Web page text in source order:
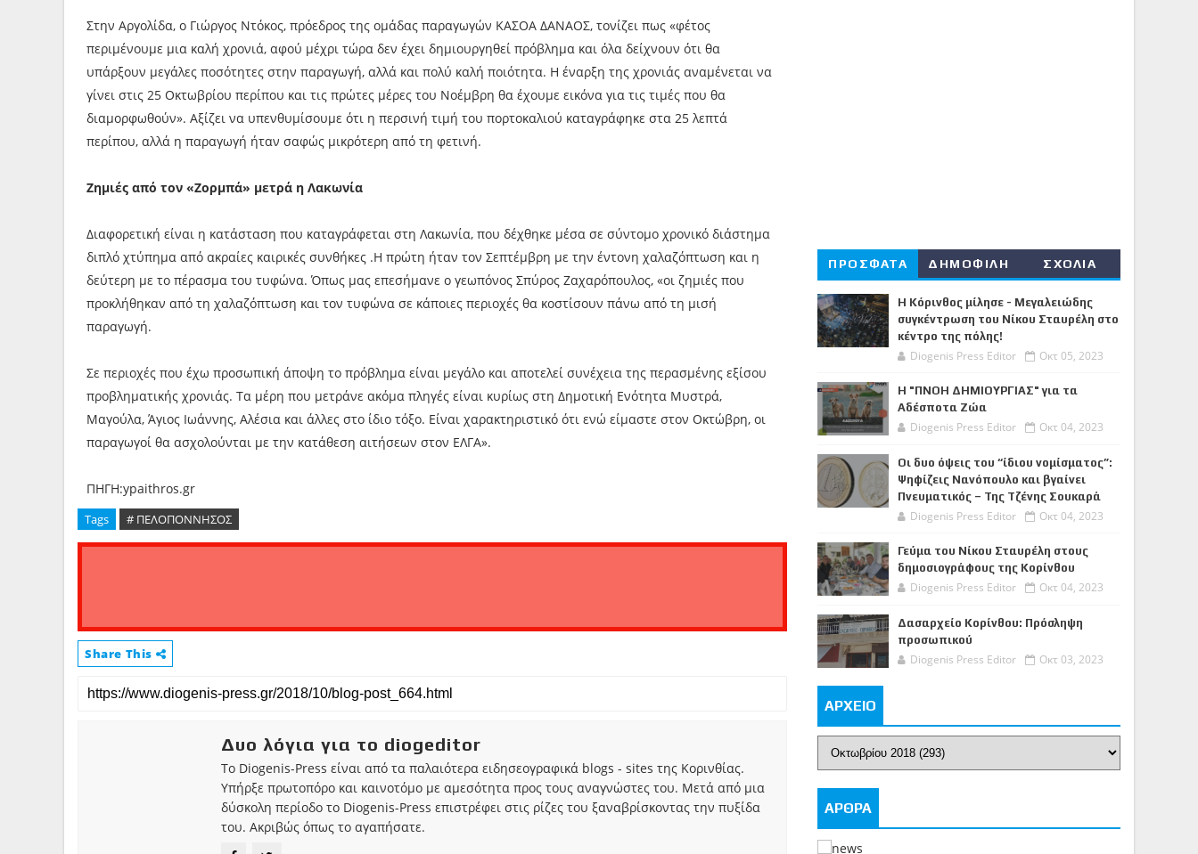
Στην Αργολίδα, ο Γιώργος Ντόκος, πρόεδρος της ομάδας παραγωγών ΚΑΣΟΑ ΔΑΝΑΟΣ, τονίζει πως «φέτος
περιμένουμε μια καλή χρονιά, αφού μέχρι τώρα δεν έχει δημιουργηθεί πρόβλημα και όλα δείχνουν ότι θα
υπάρξουν μεγάλες ποσότητες στην παραγωγή, αλλά και πολύ καλή ποιότητα. Η έναρξη της χρονιάς αναμένεται να
γίνει στις 25 Οκτωβρίου περίπου και τις πρώτες μέρες του Νοέμβρη θα έχουμε εικόνα για τις τιμές που θα
διαμορφωθούν». Αξίζει να υπενθυμίσουμε ότι η περσινή τιμή του πορτοκαλιού καταγράφηκε στα 25 λεπτά
περίπου, αλλά η παραγωγή ήταν σαφώς μικρότερη από τη φετινή.
Ζημιές από τον «Ζορμπά» μετρά η Λακωνία
Διαφορετική είναι η κατάσταση που καταγράφεται στη Λακωνία, που δέχθηκε μέσα σε σύντομο χρονικό διάστημα
διπλό χτύπημα από ακραίες καιρικές συνθήκες .Η πρώτη ήταν τον Σεπτέμβρη με την έντονη χαλαζόπτωση και η
δεύτερη με το πέρασμα του τυφώνα. Όπως μας επεσήμανε ο γεωπόνος Σπύρος Ζαχαρόπουλος, «οι ζημιές που
προκλήθηκαν από τη χαλαζόπτωση και τον τυφώνα σε κάποιες περιοχές θα κοστίσουν πάνω από τη μισή
παραγωγή.
Σε περιοχές που έχω προσωπική άποψη το πρόβλημα είναι μεγάλο και αποτελεί συνέχεια της περασμένης εξίσου
προβληματικής χρονιάς. Τα μέρη που μετράνε ακόμα πληγές είναι κυρίως στη Δημοτική Ενότητα Μυστρά,
Μαγούλα, Άγιος Ιωάννης, Αλέσια και άλλες στο ίδιο τόξο. Είναι χαρακτηριστικό ότι ενώ είμαστε στον Οκτώβρη, οι
παραγωγοί θα ασχολούνται με την κατάθεση αιτήσεων στον ΕΛΓΑ».
ΠΗΓΗ:ypaithros.gr
Tags # ΠΕΛΟΠΟΝΝΗΣΟΣ
Share This
Δυο λόγια για το diogeditor
Το Diogenis-Press είναι από τα παλαιότερα ειδησεογραφικά blogs - sites της Κορινθίας.
Υπήρξε πρωτοπόρο και καινοτόμο με αμεσότητα προς τους αναγνώστες του. Μετά από μια
δύσκολη περίοδο το Diogenis-Press επιστρέφει στις ρίζες του ξαναβρίσκοντας την πυξίδα
του. Ακριβώς όπως το αγαπήσατε.
ΠΡΟΣΦΑΤΑ ΔΗΜΟΦΙΛΗ ΣΧΟΛΙΑ
Η Κόρινθος μίλησε - Μεγαλειώδης
συγκέντρωση του Νίκου Σταυρέλη στο
κέντρο της πόλης!
Diogenis Press Editor Οκτ 05, 2023
Η "ΠΝΟΗ ΔΗΜΙΟΥΡΓΙΑΣ" για τα
Αδέσποτα Ζώα
Diogenis Press Editor Οκτ 04, 2023
Οι δυο όψεις του “ίδιου νομίσματος”:
Ψηφίζεις Νανόπουλο και βγαίνει
Πνευματικός – Της Τζένης Σουκαρά
Diogenis Press Editor Οκτ 04, 2023
Γεύμα του Νίκου Σταυρέλη στους
δημοσιογράφους της Κορίνθου
Diogenis Press Editor Οκτ 04, 2023
Δασαρχείο Κορίνθου: Πρόσληψη
προσωπικού
Diogenis Press Editor Οκτ 03, 2023
ΑΡΧΕΙΟ
ΑΡΘΡΑ